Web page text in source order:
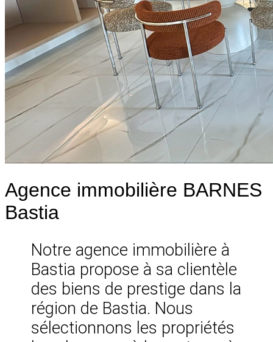
Agence immobilière BARNES
Bastia
Notre agence immobilière à
Bastia propose à sa clientèle
des biens de prestige dans la
région de Bastia. Nous
sélectionnons les propriétés